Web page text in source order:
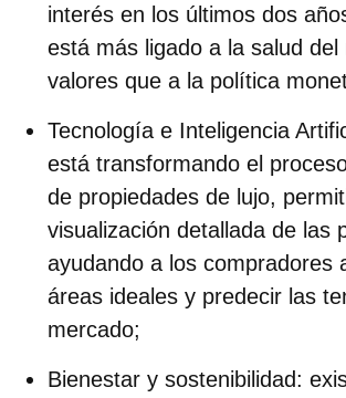
interés en los últimos dos
está más ligado a la salud del
valores que a la política
Tecnología e Inteligencia
está transformando el
de propiedades de lujo,
visualización detallada de las
ayudando a los compradores
áreas ideales y predecir las
mercado;
Bienestar y sostenibilidad: